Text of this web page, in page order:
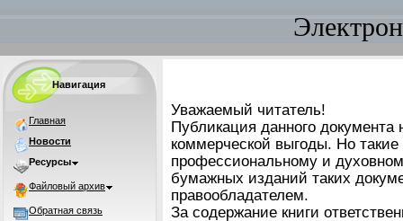
Навигация
Главная
Новости
Ресурсы
Файловый архив
Обратная связь
Уважаемый читатель!
Публикация данного документа
коммерческой выгоды. Но
профессиональному и
бумажных изданий таких
правообладателем.
За содержание книги